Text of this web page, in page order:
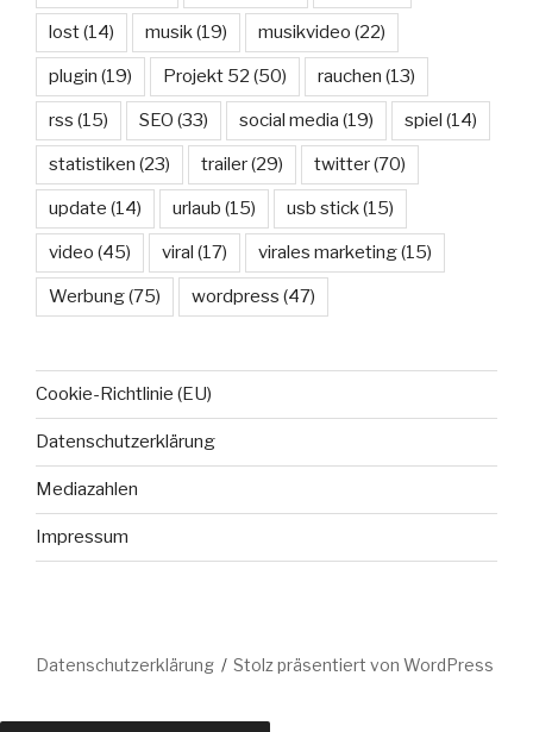
lost(14) musik(19) musikvideo (22)
plugin (19) Projekt 52 (50) rauchen (13)
rss (15) SEO (33) social media (19) spiel (14)
statistiken (23) trailer(29) twitter(70)
update (14) urlaub (15) usb stick(15)
video (45) viral (17) virales marketing(15)
Werbung(75) wordpress (47)
Cookie-Richtlinie (EU)
Datenschutzerklärung
Mediazahlen
Impressum
Datenschutzerklärung Stolz präsentiert von WordPress